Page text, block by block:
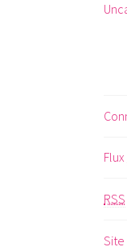
Flux
RSS
Site